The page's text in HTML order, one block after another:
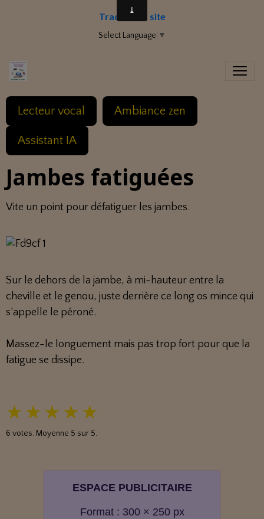
Traduire le site
Select Language ▼
Lecteur vocal Ambiance zen
Assistant IA
Jambes fatiguées
Vite un point pour défatiguer les jambes.
Sur le dehors de la jambe, à mi-hauteur entre la
cheville et le genou, juste derrière ce long os mince qui
s’appelle le péroné.
Massez-le longuement mais pas trop fort pour que la
fatigue se dissipe.
★ ★ ★ ★ ★
6 votes. Moyenne 5 sur 5.
ESPACE PUBLICITAIRE
Format : 300 × 250 px